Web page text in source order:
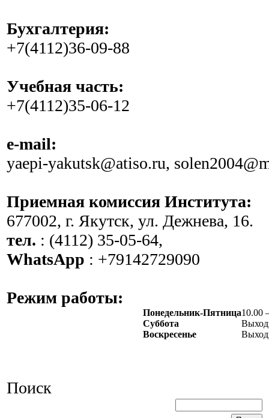
Бухгалтерия:
+7(4112)36-09-88
Учебная часть:
+7(4112)35-06-12
e-mail:
yaepi-yakutsk@atiso.ru,
Приемная комиссия Института:
677002, г. Якутск, ул. Дежнева, 16.
тел. : (4112) 35-05-64,
WhatsApp : +79142729090
Режим работы:
Понедельник-Пятница10.00
Суббота
Воскресенье
Поиск